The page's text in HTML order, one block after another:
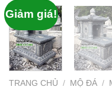
Giảm giá!
TRANG CHỦ / MỘ ĐÁ /